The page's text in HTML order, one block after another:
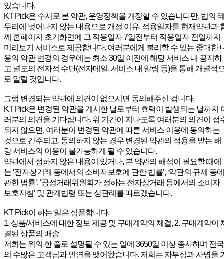
있습니다.
KT Pick은 수시로 본 약관, 운영정책을 개정할 수 있습니다만, 법의
두리에 벗어나지 않는 내용으로 개정 이유, 적용일자를 현재약관과
께 홈페이지 초기화면에 그 적용일자 7일전부터 적용일자 전일까지
미리보기 서비스로 제공합니다. 여러분에게 불리할 수 있는 중대한
용의 약관 변경의 경우에는 최소 30일 이전에 해당 서비스 내 공지하
고 별도의 전자적 수단(전자메일, 서비스 내 알림 등)을 통해 개별적
로 알릴 것입니다.
그럼 변경되는 약관에 의견이 없으시면 동의해주신 겁니다.
KT Pick은 변경된 약관을 게시한 날로부터 효력이 발생되는 날까지
러분의 의견을 기다립니다. 위 기간이 지나도록 여러분의 의견이 접
되지 않으면, 여러분이 변경된 약관에 따른 서비스 이용에 동의하는
것으로 간주되고, 동의하지 않는 경우 변경된 약관의 적용을 받는 해
당 서비스의 이용이 불가능하게 될 수 있습니다.
약관에서 정하지 않은 내용이 있거나, 본 약관의 해석이 필요할 때에
는 ‘전자상거래 등에서의 소비자보호에 관한 법률’, ‘약관의 규제 등에
관한 법률’, ‘공정거래위원회가 정하는 전자상거래 등에서의 소비자
보호지침’ 및 관계법령 또는 상관례를 따르겠습니다.
KT Pick이 하는 일은 심플합니다.
1. 상품/서비스에 대한 정보 제공 및 구매계약의 체결, 2. 구매계약이
결된 상품의 배송
저희는 위의 한 줄로 설명될 수 있는 일에 3650일 이상 종사하며 전국
의 수많은 고객님과 인연을 맺어왔습니다. 저희는 자부심과 사명을